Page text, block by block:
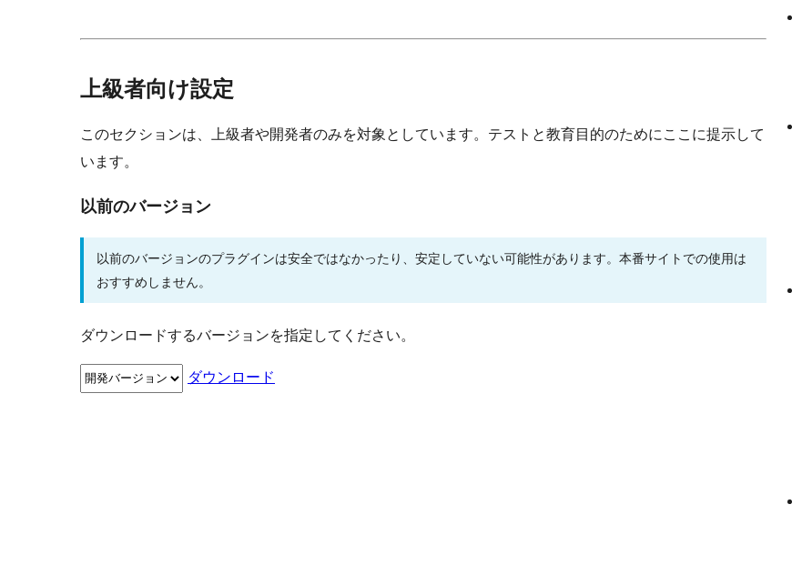
上級者向け設定
このセクションは、上級者や開発者のみを対象としています。テストと教育目的のためにここに提示して
います。
以前のバージョン
以前のバージョンのプラグインは安全ではなかったり、安定していない可能性があります。本番サイトでの使用は
おすすめしません。
ダウンロードするバージョンを指定してください。
ダウンロード